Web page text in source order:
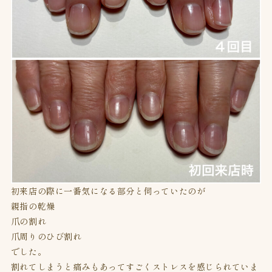
初来店の際に一番気になる部分と伺っていたのが
親指の乾燥
爪の割れ
爪周りのひび割れ
でした。
割れてしまうと痛みもあってすごくストレスを感じられていま